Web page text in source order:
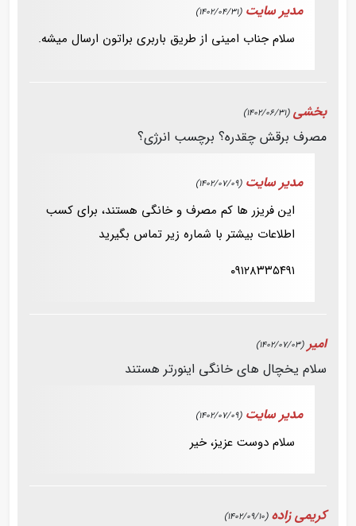
مدیر سایت (1402/04/31)
سلام جناب امینی از طریق باربری براتون ارسال میشه.
بخشی (1402/06/31)
مصرف برقش چقدره؟ برچسب انرژی؟
مدیر سایت (1402/07/09)
این فریزر ها کم مصرف و خانگی هستند، برای کسب
اطلاعات بیشتر با شماره زیر تماس بگیرید
۰۹۱۲۸۳۳۵۴۹۱
امیر(1402/07/03)
سلام يخچال های خانگی اینورتر هستند
مدیر سایت (1402/07/09)
سلام دوست عزیز، خیر
کریمی زاده (1402/09/10)